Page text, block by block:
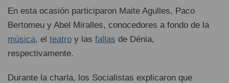
En esta ocasión participaron Maite Agulles, Paco
Bertomeu y Abel Miralles, conocedores a fondo de la
música, el teatro y las fallas de Dénia,
respectivamente.
Durante la charla, los Socialistas explicaron que